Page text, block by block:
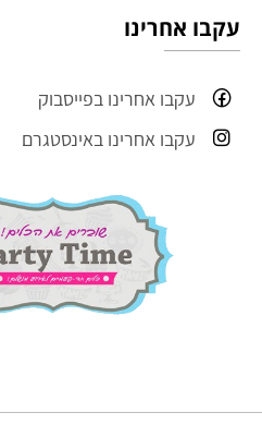
עקבו אחרינו
עקבו אחרינו בפייסבוק
עקבו אחרינו באינסטגרם